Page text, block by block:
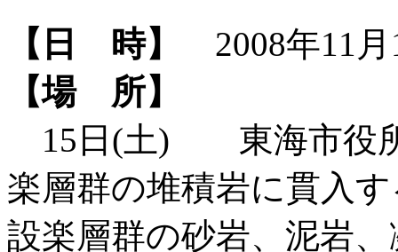
【日 時】
2008年11月
【場 所】
15日(土) 東海市役
楽層群の堆積岩に貫入
設楽層群の砂岩、泥岩